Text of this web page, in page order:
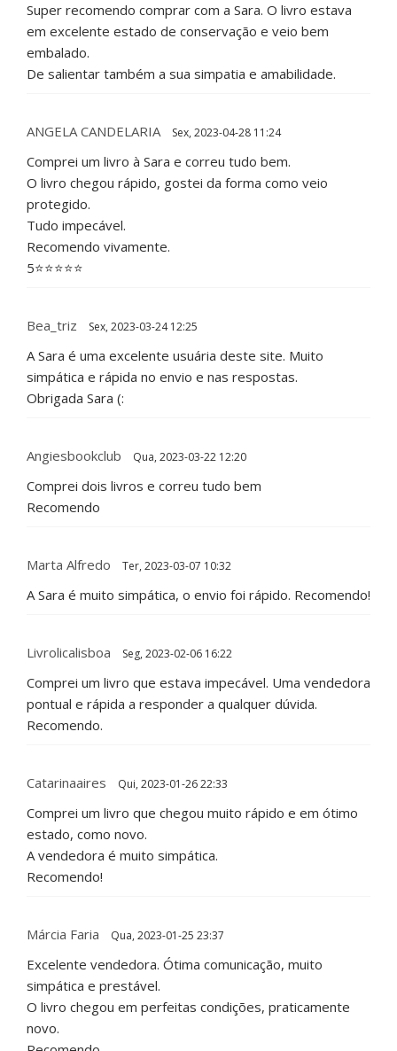
Super recomendo comprar com a Sara. O livro estava
em excelente estado de conservação e veio bem
embalado.
De salientar também a sua simpatia e amabilidade.
ANGELA CANDELARIA Sex, 2023-04-28 11:24
Comprei um livro à Sara e correu tudo bem.
O livro chegou rápido, gostei da forma como veio
protegido.
Tudo impecável.
Recomendo vivamente.
5⭐️⭐️⭐️⭐️⭐️
Bea_triz Sex, 2023-03-24 12:25
A Sara é uma excelente usuária deste site. Muito
simpática e rápida no envio e nas respostas.
Obrigada Sara (:
Angiesbookclub Qua, 2023-03-22 12:20
Comprei dois livros e correu tudo bem
Recomendo
Marta Alfredo Ter, 2023-03-07 10:32
A Sara é muito simpática, o envio foi rápido. Recomendo!
Livrolicalisboa Seg, 2023-02-06 16:22
Comprei um livro que estava impecável. Uma vendedora
pontual e rápida a responder a qualquer dúvida.
Recomendo.
Catarinaaires Qui, 2023-01-26 22:33
Comprei um livro que chegou muito rápido e em ótimo
estado, como novo.
A vendedora é muito simpática.
Recomendo!
Márcia Faria Qua, 2023-01-25 23:37
Excelente vendedora. Ótima comunicação, muito
simpática e prestável.
O livro chegou em perfeitas condições, praticamente
novo.